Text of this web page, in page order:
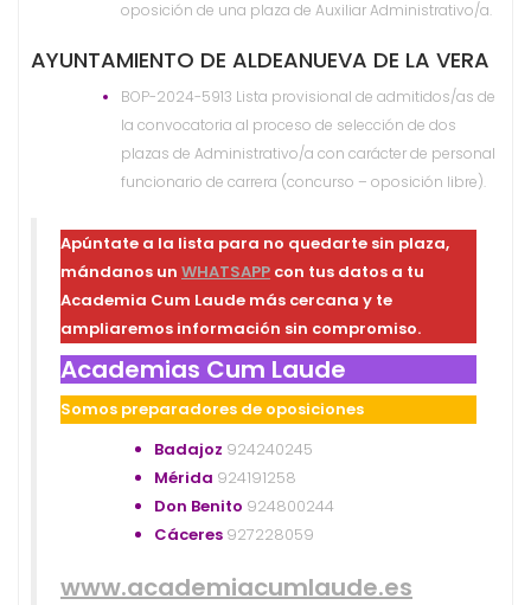
oposición de una plaza de Auxiliar Administrativo/a.
AYUNTAMIENTO DE ALDEANUEVA DE LA VERA
BOP-2024-5913 Lista provisional de admitidos/as de
la convocatoria al proceso de selección de dos
plazas de Administrativo/a con carácter de personal
funcionario de carrera (concurso – oposición libre).
Apúntate a la lista para no quedarte sin plaza,
mándanos un WHATSAPP con tus datos a tu
Academia Cum Laude más cercana y te
ampliaremos información sin compromiso.
Academias Cum Laude
Somos preparadores de oposiciones
Badajoz 924240245
Mérida 924191258
Don Benito 924800244
Cáceres 927228059
www.academiacumlaude.es